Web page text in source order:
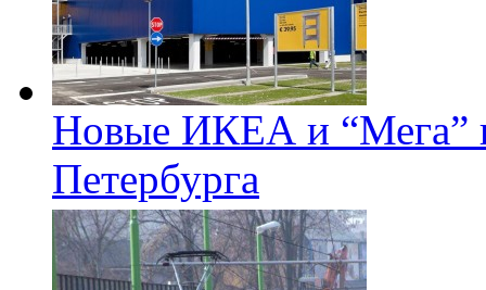
Новые ИКЕА и “Мега”
Петербурга